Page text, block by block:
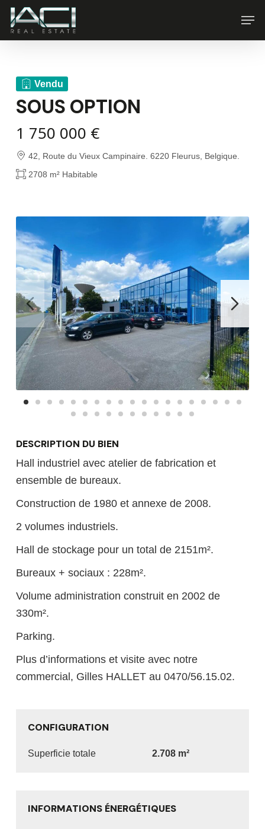
Skip
Vendu
SOUS OPTION
1 750 000 €
42, Route du Vieux Campinaire. 6220 Fleurus, Belgique.
2708 m² Habitable
DESCRIPTION DU BIEN
Hall industriel avec atelier de fabrication et
ensemble de bureaux.
Construction de 1980 et annexe de 2008.
2 volumes industriels.
Hall de stockage pour un total de 2151m².
Bureaux + sociaux : 228m².
Volume administration construit en 2002 de
330m².
Parking.
Plus d’informations et visite avec notre
commercial, Gilles HALLET au 0470/56.15.02.
CONFIGURATION
Superficie totale 2.708m²
INFORMATIONS ÉNERGÉTIQUES